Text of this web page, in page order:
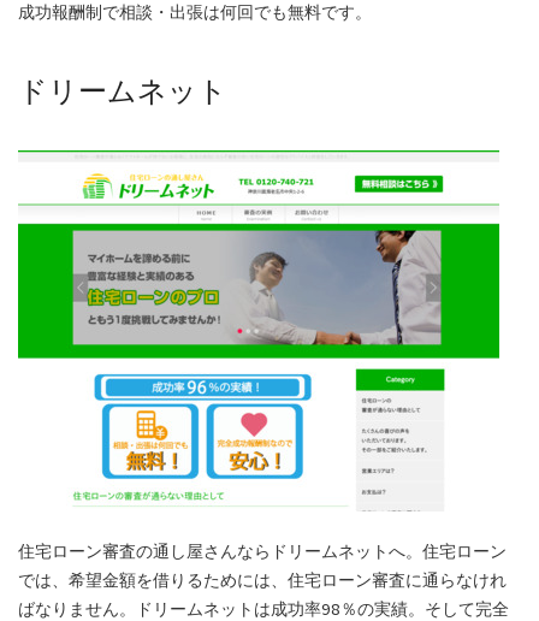
成功報酬制で相談・出張は何回でも無料です。
ドリームネット
住宅ローン審査の通し屋さんならドリームネットへ。住宅ローン
では、希望金額を借りるためには、住宅ローン審査に通らなけれ
ばなりません。ドリームネットは成功率98％の実績。そして完全